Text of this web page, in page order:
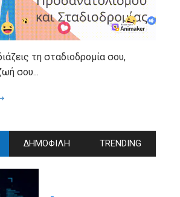
τη σταδιοδρομία σου,
σου...
ΔΗΜΟΦΙΛΗ TRENDING